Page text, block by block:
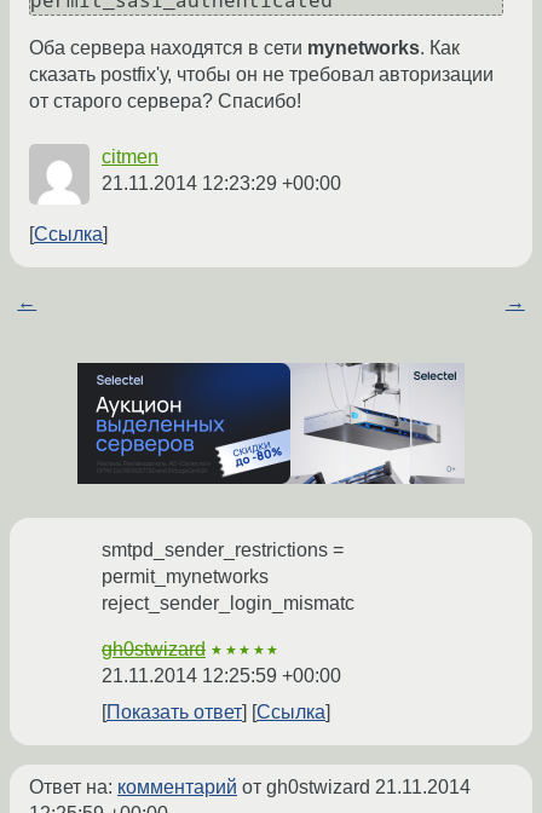
Оба сервера находятся в сети mynetworks. Как
сказать postfix'у, чтобы он не требовал авторизации
от старого сервера? Спасибо!
citmen
21.11.2014 12:23:29 +00:00
Ссылка
← →
smtpd_sender_restrictions =
permit_mynetworks
reject_sender_login_mismatc
gh0stwizard ★★★★★
21.11.2014 12:25:59 +00:00
Показать ответ
Ссылка
Ответ на: комментарий от gh0stwizard 21.11.2014